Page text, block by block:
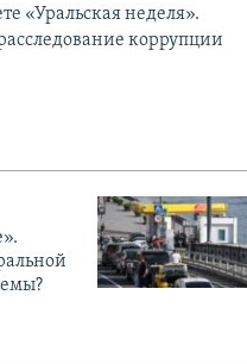
«Уральская неделя».
коррупции